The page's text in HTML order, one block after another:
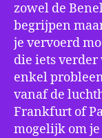
zowel de
begrijpen
je vervoerd
die iets verder
enkel
vanaf de
Frankfurt of
mogelijk om